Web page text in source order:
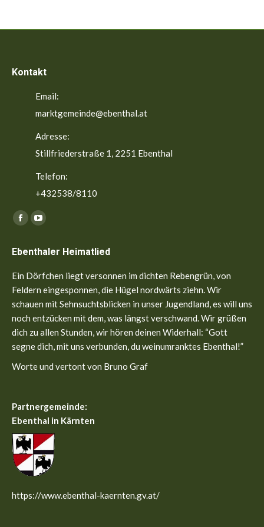
Kontakt
Email:
marktgemeinde@ebenthal.at
Adresse:
Stillfriederstraße 1, 2251 Ebenthal
Telefon:
+432538/8110
Finden Sie uns auf:
Facebook
opens
in
new
window
YouTube
opens
in
new
window
Ebenthaler Heimatlied
Ein Dörfchen liegt versonnen im dichten Rebengrün, von
Feldern eingesponnen, die Hügel nordwärts ziehn. Wir
schauen mit Sehnsuchtsblicken in unser Jugendland, es will uns
noch entzücken mit dem, was längst verschwand. Wir grüßen
dich zu allen Stunden, wir hören deinen Widerhall: “Gott
segne dich, mit uns verbunden, du weinumranktes Ebenthal!”
Worte und vertont von Bruno Graf
Partnergemeinde:
Ebenthal in Kärnten
https://www.ebenthal-kaernten.gv.at/